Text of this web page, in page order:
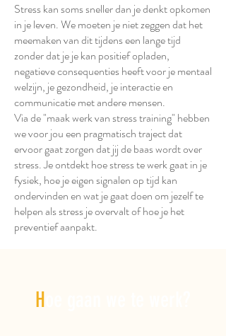
Stress kan soms sneller dan je denkt opkomen
in je leven. We moeten je niet zeggen dat het
meemaken van dit tijdens een lange tijd
zonder dat je je kan positief opladen,
negatieve consequenties heeft voor je mentaal
welzijn, je gezondheid, je interactie en
communicatie met andere mensen.
Via de "maak werk van stress training" hebben
we voor jou een pragmatisch traject dat
ervoor gaat zorgen dat jij de baas wordt over
stress. Je ontdekt hoe stress te werk gaat in je
fysiek, hoe je eigen signalen op tijd kan
ondervinden en wat je gaat doen om jezelf te
helpen als stress je overvalt of hoe je het
preventief aanpakt.
H